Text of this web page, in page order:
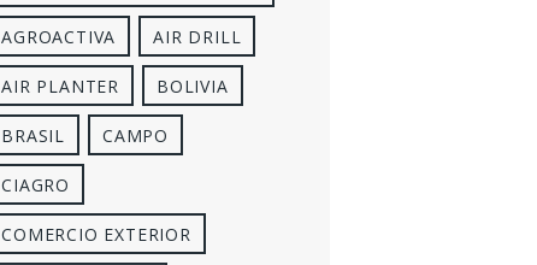
AGROACTIVA AIR DRILL
AIR PLANTER BOLIVIA
BRASIL CAMPO
CIAGRO
COMERCIO EXTERIOR